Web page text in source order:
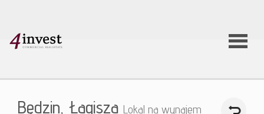
O firmie
Będzin, Łagisza Lokal na wynajem